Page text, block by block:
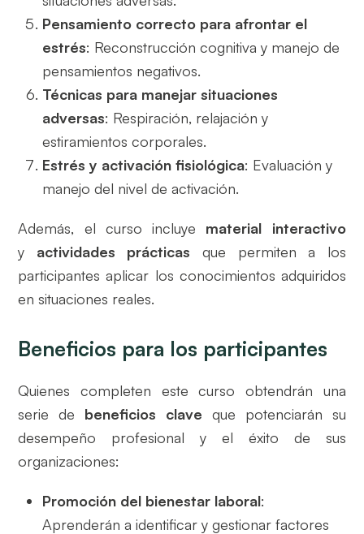
Pensamiento correcto para afrontar el
estrés: Reconstrucción cognitiva y manejo de
pensamientos negativos.
Técnicas para manejar situaciones
adversas: Respiración, relajación y
estiramientos corporales.
Estrés y activación fisiológica: Evaluación y
manejo del nivel de activación.
Además, el curso incluye material interactivo
y actividades prácticas que permiten a los
participantes aplicar los conocimientos adquiridos
en situaciones reales.
Beneficios para los participantes
Quienes completen este curso obtendrán una
serie de beneficios clave que potenciarán su
desempeño profesional y el éxito de sus
organizaciones:
Promoción del bienestar laboral:
Aprenderán a identificar y gestionar factores